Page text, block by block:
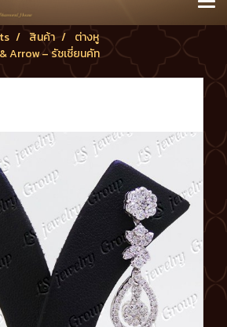
สินค้า
ต่างหู
Arrow – รัชเชี่ยนคัท